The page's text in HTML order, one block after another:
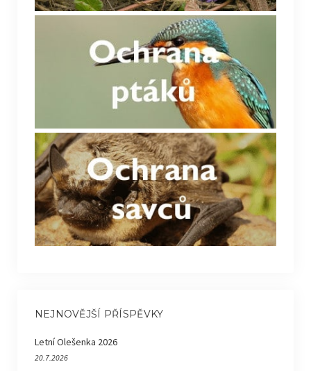
NEJNOVĚJŠÍ PŘÍSPĚVKY
Letní Olešenka 2026
20.7.2026